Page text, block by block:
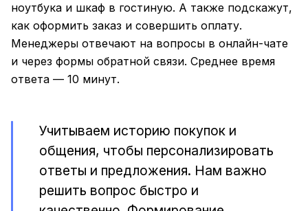
ноутбука и шкаф в гостиную. А также подскажут,
как оформить заказ и совершить оплату.
Менеджеры отвечают на вопросы в онлайн-чате
и через формы обратной связи. Среднее время
ответа — 10 минут.
Учитываем историю покупок и
общения, чтобы персонализировать
ответы и предложения. Нам важно
решить вопрос быстро и